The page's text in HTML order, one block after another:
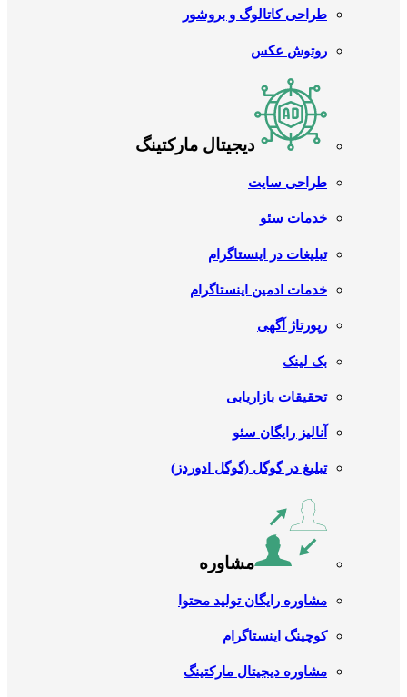
طراحی کاتالوگ و بروشور
روتوش عکس
دیجیتال مارکتینگ
طراحی سایت
خدمات سئو
تبلیغات در اینستاگرام
خدمات ادمین اینستاگرام
رپورتاژ آگهی
بک لینک
تحقیقات بازاریابی
آنالیز رایگان سئو
تبلیغ در گوگل (گوگل ادوردز)
مشاوره
مشاوره رایگان تولید محتوا
کوچینگ اینستاگرام
مشاوره دیجیتال مارکتینگ